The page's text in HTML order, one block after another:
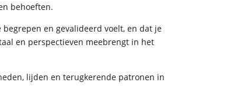
behoeften.
en gevalideerd voelt, en dat je
en perspectieven meebrengt in het
lijden en terugkerende patronen in